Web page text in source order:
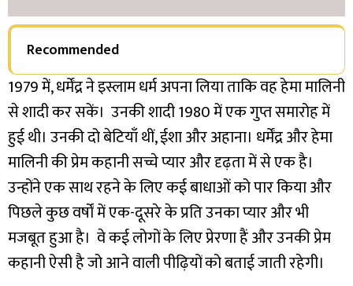
Recommended
1979 में, धर्मेंद्र ने इस्लाम धर्म अपना लिया ताकि वह हेमा मालिनी
से शादी कर सकें। उनकी शादी 1980 में एक गुप्त समारोह में
हुई थी। उनकी दो बेटियाँ थीं, ईशा और अहाना। धर्मेंद्र और हेमा
मालिनी की प्रेम कहानी सच्चे प्यार और दृढ़ता में से एक है।
उन्होंने एक साथ रहने के लिए कई बाधाओं को पार किया और
पिछले कुछ वर्षों में एक-दूसरे के प्रति उनका प्यार और भी
मजबूत हुआ है। वे कई लोगों के लिए प्रेरणा हैं और उनकी प्रेम
कहानी ऐसी है जो आने वाली पीढ़ियों को बताई जाती रहेगी।